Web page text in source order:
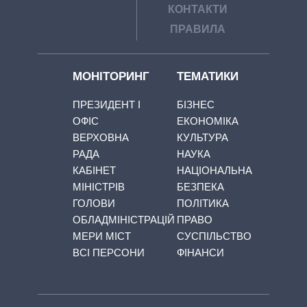
КОНТАКТИ
ПРАВИЛА
МОНІТОРИНГ
ПРЕЗИДЕНТ І
ОФІС
ВЕРХОВНА
РАДА
КАБІНЕТ
МІНІСТРІВ
ГОЛОВИ
ОБЛАДМІНІСТРАЦІЙ
МЕРИ МІСТ
ВСІ ПЕРСОНИ
ТЕМАТИКИ
БІЗНЕС
ЕКОНОМІКА
КУЛЬТУРА
НАУКА
НАЦІОНАЛЬНА
БЕЗПЕКА
ПОЛІТИКА
ПРАВО
СУСПІЛЬСТВО
ФІНАНСИ